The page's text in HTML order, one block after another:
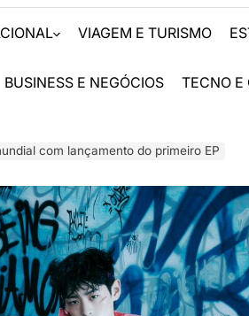
VIAGEM E TURISMO
BUSINESS E NEGÓCIOS TECNO E
com lançamento do primeiro EP